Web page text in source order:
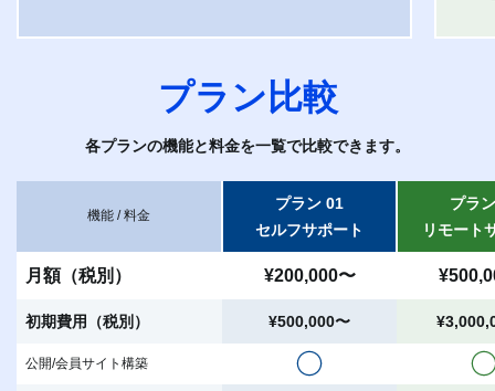
プラン比較
各プランの機能と料金を一覧で比較できます。
機能 / 料金
プラン 01
セルフサポート
プラ
リモート
月額（税別） ¥200,000〜
初期費用（税別） ¥500,000〜
公開/会員サイト構築